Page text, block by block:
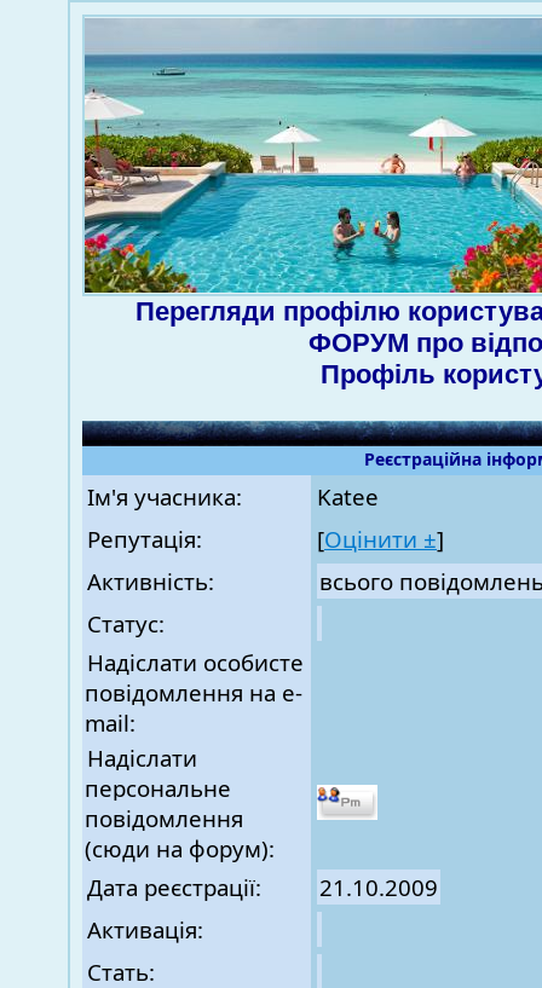
Перегляди профілю
ФОРУМ про
Профіль
Реєстраційна
Ім'я учасника:
Katee
Репутація:
[Оцінити ±]
Активність:
всього
Статус:
Надіслати особисте
повідомлення на e-
mail:
Надіслати
персональне
повідомлення
(сюди на форум):
Дата реєстрації:
21.10.2009
Активація:
Стать: